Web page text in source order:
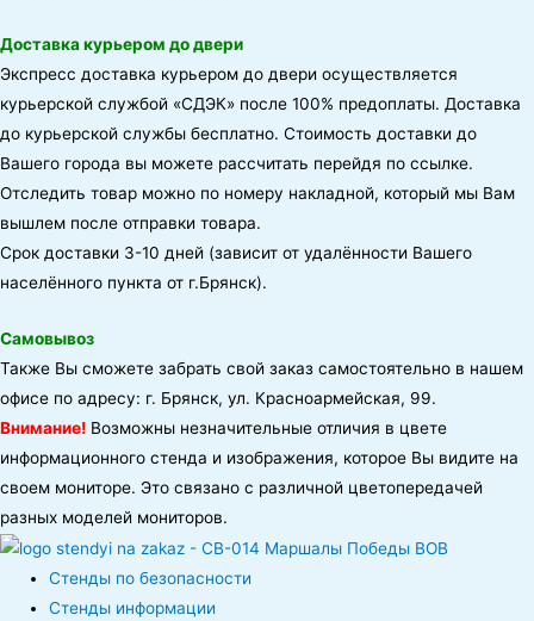
Доставка курьером до двери
Экспресс доставка курьером до двери осуществляется
курьерской службой «СДЭК» после 100% предоплаты. Доставка
до курьерской службы бесплатно. Стоимость доставки до
Вашего города вы можете рассчитать перейдя по ссылке.
Отследить товар можно по номеру накладной, который мы Вам
вышлем после отправки товара.
Срок доставки 3-10 дней (зависит от удалённости Вашего
населённого пункта от г.Брянск).
Самовывоз
Также Вы сможете забрать свой заказ самостоятельно в нашем
офисе по адресу: г. Брянск, ул. Красноармейская, 99.
Внимание! Возможны незначительные отличия в цвете
информационного стенда и изображения, которое Вы видите на
своем мониторе. Это связано с различной цветопередачей
разных моделей мониторов.
Стенды по безопасности
Стенды информации